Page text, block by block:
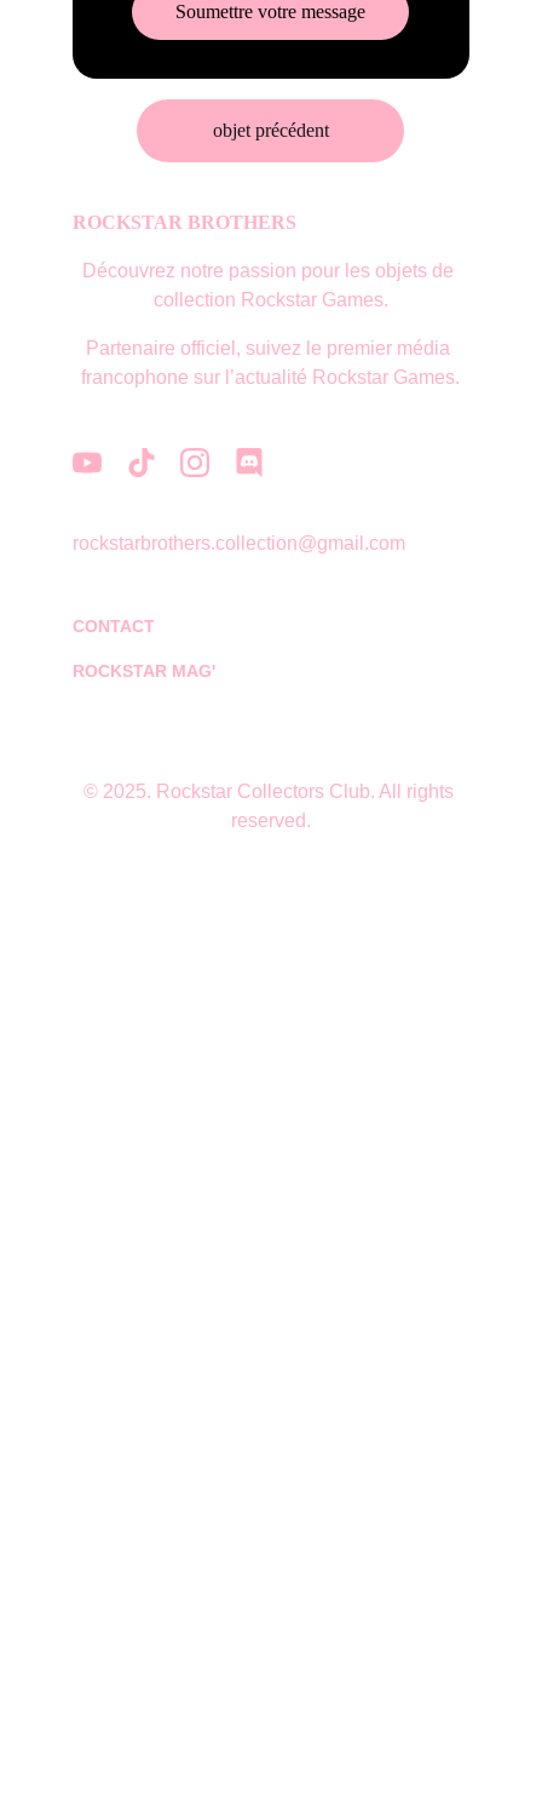
Soumettre votre message
objet précédent
ROCKSTAR BROTHERS
Découvrez notre passion pour les objets de
collection Rockstar Games.
CONTACT
rockstarbrothers.collection@gmail.com
© 2025. Rockstar Collectors Club. All rights
reserved.
ROCKSTAR MAG'
Partenaire officiel, suivez le premier média
francophone sur l’actualité Rockstar Games.